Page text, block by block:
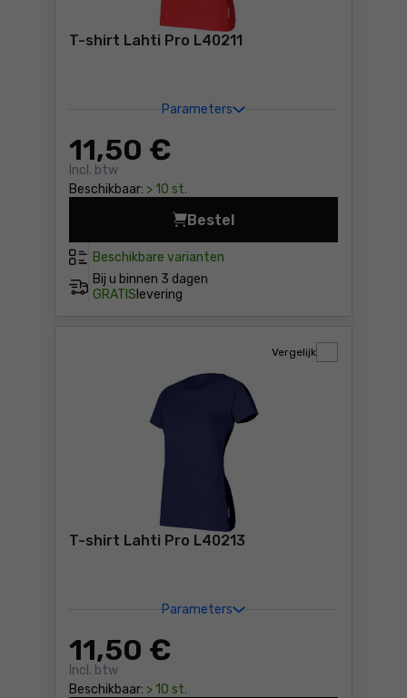
T-shirt Lahti Pro L40211
Parameters
11,50 €
Incl. btw
Beschikbaar: > 10 st.
Beschikbare varianten
Bij u binnen 3 dagen
GRATIS levering
Bestel
T-shirt Lahti Pro L40211
T-shirt Lahti Pro L40213
Parameters
11,50 €
Incl. btw
Beschikbaar: > 10 st.
Vergelijk